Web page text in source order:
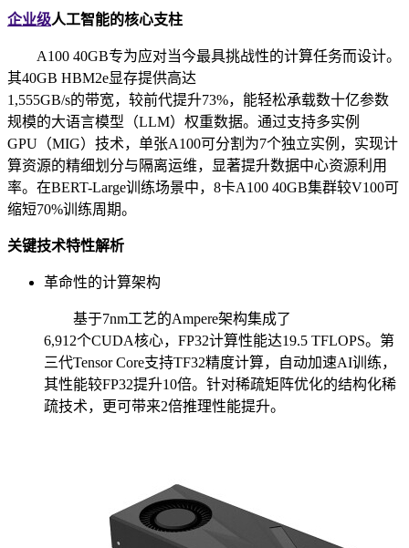
企业级人工智能的核心支柱
A100 40GB专为应对当今最具挑战性的计算任务而设计。
其40GB HBM2e显存提供高达
1,555GB/s的带宽，较前代提升73%，能轻松承载数十亿参数
规模的大语言模型（LLM）权重数据。通过支持多实例
GPU（MIG）技术，单张A100可分割为7个独立实例，实现计
算资源的精细划分与隔离运维，显著提升数据中心资源利用
率。在BERT-Large训练场景中，8卡A100 40GB集群较V100可
缩短70%训练周期。
关键技术特性解析
革命性的计算架构
基于7nm工艺的Ampere架构集成了
6,912个CUDA核心，FP32计算性能达19.5 TFLOPS。第
三代Tensor Core支持TF32精度计算，自动加速AI训练，
其性能较FP32提升10倍。针对稀疏矩阵优化的结构化稀
疏技术，更可带来2倍推理性能提升。